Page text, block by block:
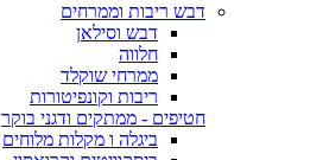
דבש ריבות וממרחים
דבש וסילאן
חלווה
ממרחי שוקלד
ריבות וקונפיטורות
חטיפים - ממתקים ודגני בוקר
ביגלה ו מקלות מלוחים